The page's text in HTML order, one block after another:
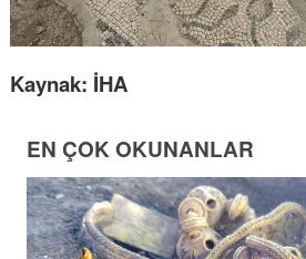
Kaynak: İHA
EN ÇOK OKUNANLAR